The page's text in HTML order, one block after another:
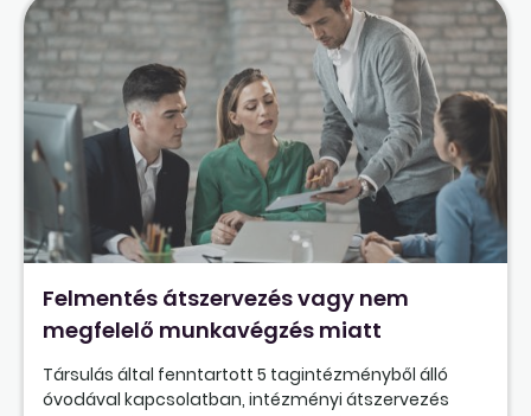
Felmentés átszervezés vagy nem
megfelelő munkavégzés miatt
Társulás által fenntartott 5 tagintézményből álló
óvodával kapcsolatban, intézményi átszervezés